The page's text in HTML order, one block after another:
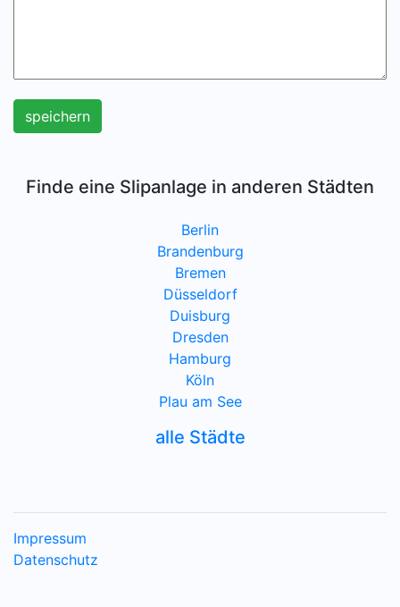
speichern
Finde eine Slipanlage in anderen Städten
Berlin
Brandenburg
Bremen
Düsseldorf
Duisburg
Dresden
Hamburg
Köln
Plau am See
alle Städte
Impressum
Datenschutz